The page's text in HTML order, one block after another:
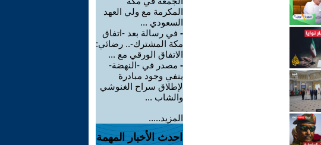
المكرمة مع ولي العهد
السعودي ...
- في رسالة بعد -اتفاق
مكة المشترك-.. رضائي:
الاتفاق الورقي مع ...
- مصدر في -النهضة-
ينفي وجود مبادرة
لإطلاق سراح الغنوشي
والشاب ...
المزيد.....
احدث الأخبار المهمة